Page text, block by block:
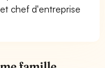
chef d'entreprise